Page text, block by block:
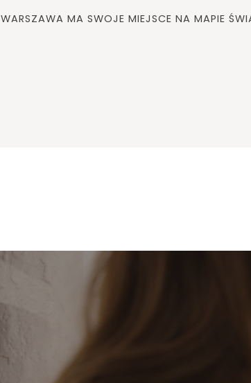
WARSZAWA MA SWOJE MIEJSCE NA MAPIE